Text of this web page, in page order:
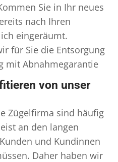
Sie in Ihr neues
nach Ihren
eingeräumt.
für Sie die Entsorgung
mit Abnahmegarantie
von unser
Zügelfirma sind häufig
an den langen
und Kundinnen
Daher haben wir